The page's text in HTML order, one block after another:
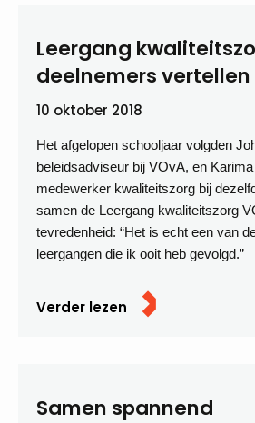
Leergang
deelnemers vertellen
10 oktober 2018
Het afgelopen schooljaar volgden
beleidsadviseur bij VOvA, en
medewerker kwaliteitszorg bij
samen de Leergang kwaliteitszorg
tevredenheid: “Het is echt een van
leergangen die ik ooit heb gevolgd.”
Verder lezen
Samen spannend